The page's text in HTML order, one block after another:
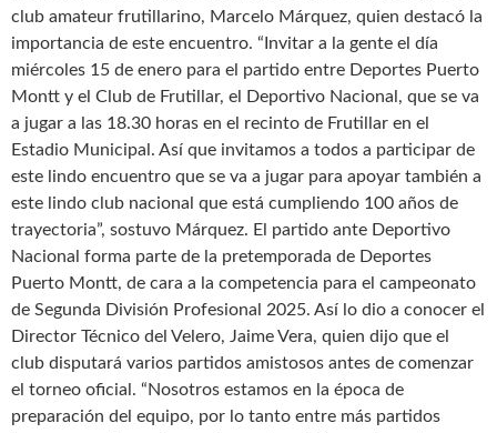
club amateur frutillarino, Marcelo Márquez, quien destacó la
importancia de este encuentro. “Invitar a la gente el día
miércoles 15 de enero para el partido entre Deportes Puerto
Montt y el Club de Frutillar, el Deportivo Nacional, que se va
a jugar a las 18.30 horas en el recinto de Frutillar en el
Estadio Municipal. Así que invitamos a todos a participar de
este lindo encuentro que se va a jugar para apoyar también a
este lindo club nacional que está cumpliendo 100 años de
trayectoria”, sostuvo Márquez. El partido ante Deportivo
Nacional forma parte de la pretemporada de Deportes
Puerto Montt, de cara a la competencia para el campeonato
de Segunda División Profesional 2025. Así lo dio a conocer el
Director Técnico del Velero, Jaime Vera, quien dijo que el
club disputará varios partidos amistosos antes de comenzar
el torneo oficial. “Nosotros estamos en la época de
preparación del equipo, por lo tanto entre más partidos